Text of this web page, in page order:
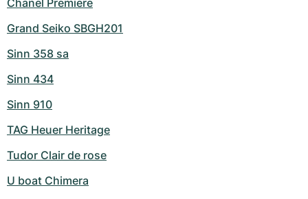
Chanel Premiere
Grand Seiko SBGH201
Sinn 358 sa
Sinn 434
Sinn 910
TAG Heuer Heritage
Tudor Clair de rose
U boat Chimera